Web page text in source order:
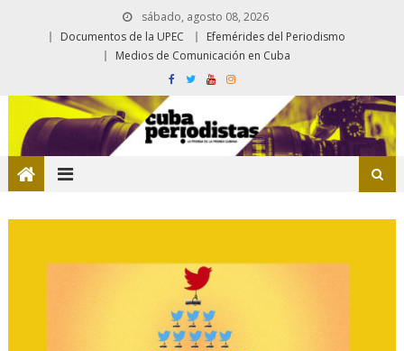
sábado, agosto 08, 2026
Documentos de la UPEC
Efemérides del Periodismo
Medios de Comunicación en Cuba